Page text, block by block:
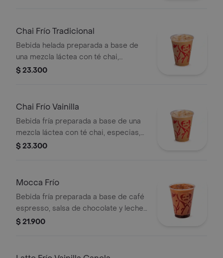
Chai Frío Tradicional
Bebida helada preparada a base de
una mezcla láctea con té chai,
especias, leche y miel, servida sobre
$ 23.300
Chai Frío Vainilla
Bebida fría preparada a base de una
mezcla láctea con té chai, especias,
leche, miel, vainilla y almendras,
$ 23.300
Mocca Frío
Bebida fría preparada a base de café
espresso, salsa de chocolate y leche,
servida sobre hielo.
$ 21.900